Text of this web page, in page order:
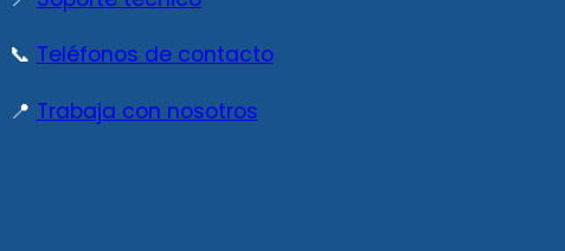
📞 Teléfonos de contacto
📍 Trabaja con nosotros